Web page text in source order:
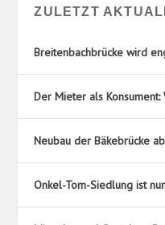
ZULETZT
Breitenbachbrücke wird
Der Mieter als Konsument:
Neubau der Bäkebrücke
Onkel-Tom-Siedlung ist